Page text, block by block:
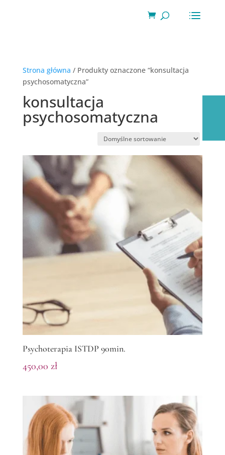
Strona główna / Produkty oznaczone “konsultacja
psychosomatyczna”
konsultacja
psychosomatyczna
Psychoterapia ISTDP 90min.
450,00 zł